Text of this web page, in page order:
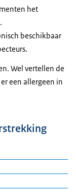
het
beschikbaar
Wel vertellen de
een allergeen in